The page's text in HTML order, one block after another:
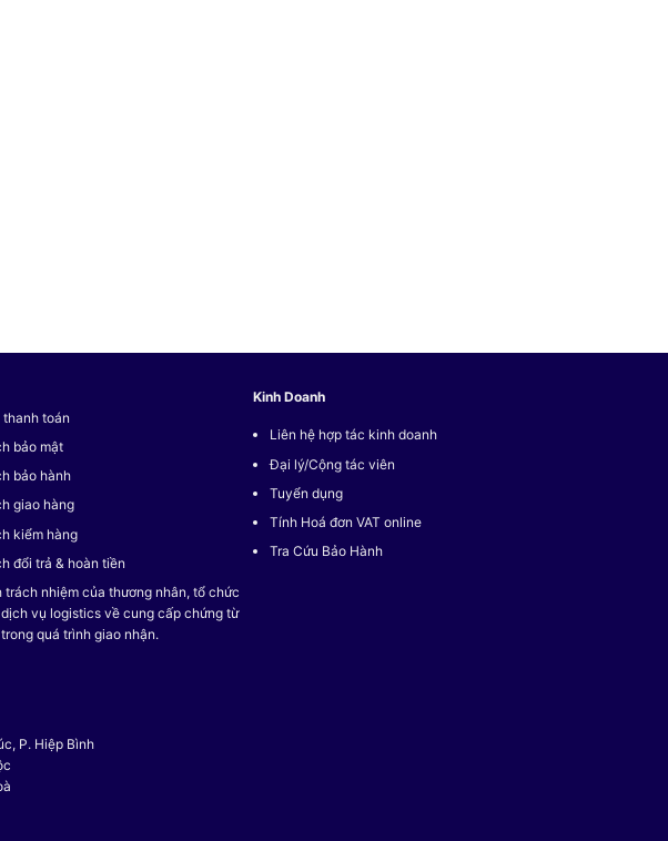
toán
bảo mật
bảo hành
giao hàng
kiểm hàng
đổi trả & hoàn tiền
trách nhiệm của thương nhân, tổ chức
vụ logistics về cung cấp chứng từ
quá trình giao nhận.
Kinh Doanh
Liên hệ hợp tác kinh doanh
Đại lý/Cộng tác viên
Tuyển dụng
Tính Hoá đơn VAT online
Tra Cứu Bảo Hành
P. Hiệp Bình